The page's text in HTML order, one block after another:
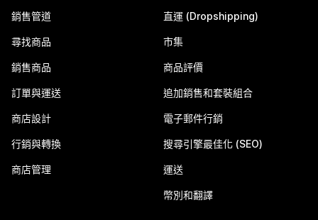
銷售管道
尋找商品
銷售商品
訂單與運送
商店設計
行銷與轉換
商店管理
直運 (Dropshipping)
市集
商品評價
追加銷售和套裝組合
電子郵件行銷
搜尋引擎最佳化 (SEO)
運送
幣別和翻譯